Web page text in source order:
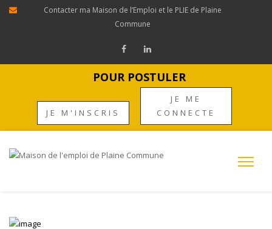
Contacter ma Maison de l’Emploi et le PLIE de Plaine
Commune
POUR POSTULER
JE M'INSCRIS
JE ME
CONNECTE